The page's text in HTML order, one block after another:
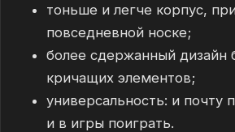
тоньше и легче корпус,
повседневной носке;
более сдержанный дизайн
кричащих элементов;
универсальность: и почту
и в игры поиграть.